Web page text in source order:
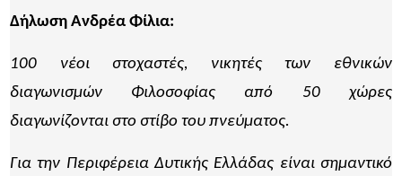
Δήλωση Ανδρέα Φίλια:
100 νέοι στοχαστές, νικητές των εθνικών
διαγωνισμών Φιλοσοφίας από 50 χώρες
διαγωνίζονται στο στίβο του πνεύματος.
Για την Περιφέρεια Δυτικής Ελλάδας είναι σημαντικό